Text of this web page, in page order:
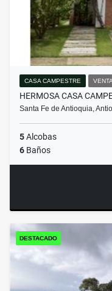
CASA CAMPESTRE VENTA
HERMOSA CASA
Santa Fe de Antioquia,
5Alcobas
6 Baños
DESTACADO